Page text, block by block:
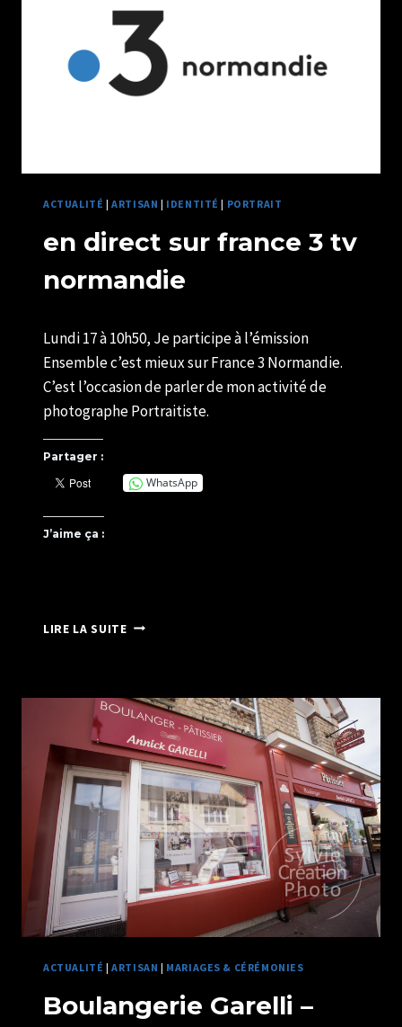
ACTUALITÉ |ARTISAN | IDENTITÉ | PORTRAIT
en direct sur france 3 tv
normandie
U82599339
Lundi 17 à 10h50, Je participe à l’émission
Ensemble c’est mieux sur France 3 Normandie.
C’est l’occasion de parler de mon activité de
photographe Portraitiste.
Partager :
WhatsApp
J’aime ça :
LIRE LA SUITEEN
3
TV
NORMANDIE
ACTUALITÉ |ARTISAN | MARIAGES & CÉRÉMONIES
Boulangerie Garelli –